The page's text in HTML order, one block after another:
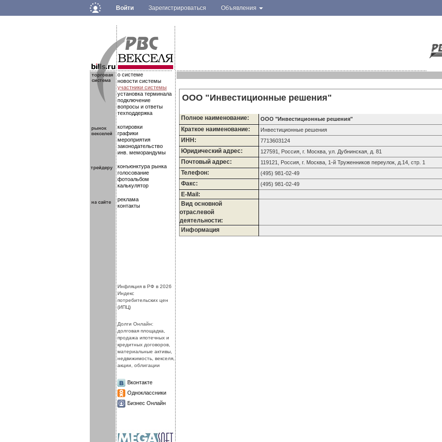
Войти Зарегистрироваться Объявления
.
.о системе
новости системы
участники системы
установка терминала
подключение
вопросы и ответы
техподдержка
котировки
графики
мероприятия
законодательство
инв. меморандумы
конъюнктура рынка
голосование
фотоальбом
калькулятор
реклама
контакты
.
ООО "Инвестиционные решения"
Полное наименование: ООО "Инвестиционные решения"
Краткое наименование: Инвестиционные решения
ИНН: 7713603124
Юридический адрес: 127591, Россия, г. Москва, ул. Дубнинская, д. 81
Почтовый адрес: 119121, Россия, г. Москва, 1-й Труженников переулок, д.14, стр. 1
Телефон: (495) 981-02-49
Факс: (495) 981-02-49
E-Mail:
Вид основной
отраслевой
деятельности:
Информация
.Инфляция в РФ в 2026
Индекс
потребительских цен
(ИПЦ)
Долги Онлайн:
долговая площадка,
продажа ипотечных и
кредитных договоров,
материальные активы,
недвижимость, векселя,
акции, облигации
Вконтакте
Одноклассники
Бизнес Онлайн
.